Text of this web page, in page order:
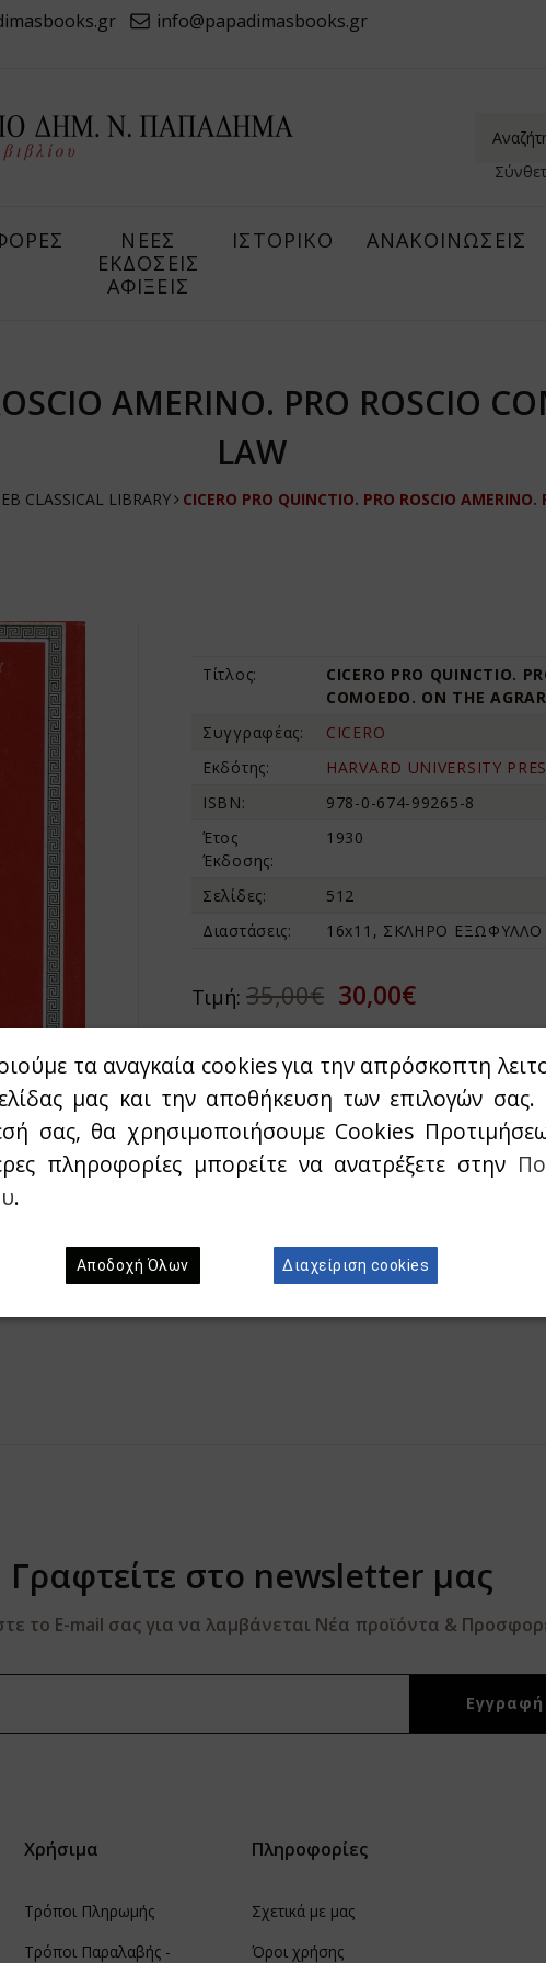
info@papadimasbooks.gr
ΝΕΕΣ
ΕΚΔΟΣΕΙΣ
ΑΦΙΞΕΙΣ
ΙΣΤΟΡΙΚΟ ΑΝΑΚΟΙΝΩΣΕΙΣ
AMERINO. PRO ROSCIO
LAW
CLASSICAL LIBRARY CICERO PRO QUINCTIO. PRO ROSCIO
Τίτλος:
CICERO PRO QUINCTIO.
COMOEDO. ON THE
Συγγραφέας:
CICERO
Εκδότης:
HARVARD UNIVERSITY
ISBN:
978-0-674-99265-8
Έτος
Έκδοσης:
1930
Σελίδες:
512
Διαστάσεις:
16x11, ΣΚΛΗΡΟ ΕΞΩΦΥΛΛΟ
Τιμή:35,00€ 30,00€
Διαθεσιμότητα: `Αμεσα διαθέσιμο
Wishlist Προσθήκη στο καλάθι
Γραφτείτε στο newsletter μας
το E-mail σας για να λαμβάνεται Νέα προϊόντα &
Χρήσιμα
Τρόποι Πληρωμής
Τρόποι Παραλαβής -
Πληροφορίες
Σχετικά με μας
Όροι χρήσης
τα αναγκαία cookies για την απρόσκοπτη
μας και την αποθήκευση των επιλογών
σας, θα χρησιμοποιήσουμε Cookies
πληροφορίες μπορείτε να ανατρέξετε στην
.
Αποδοχή Όλων Διαχείριση cookies